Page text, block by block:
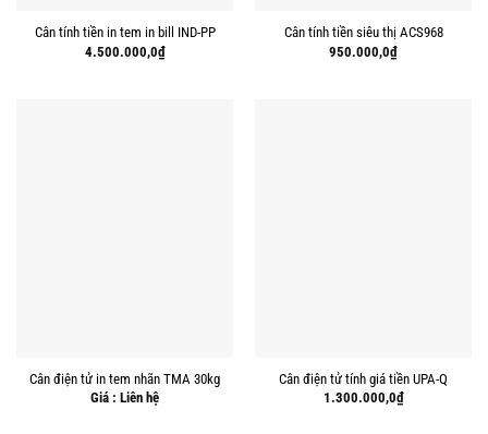
Cân tính tiền in tem in bill IND-PP
4.500.000,0₫
Cân tính tiền siêu thị ACS968
950.000,0₫
Cân điện tử in tem nhãn TMA 30kg
Giá : Liên hệ
Cân điện tử tính giá tiền UPA-Q
1.300.000,0₫